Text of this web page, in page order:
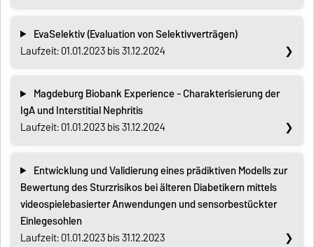
EvaSelektiv (Evaluation von Selektivverträgen)
Laufzeit: 01.01.2023 bis 31.12.2024
Magdeburg Biobank Experience - Charakterisierung der
IgA und Interstitial Nephritis
Laufzeit: 01.01.2023 bis 31.12.2024
Entwicklung und Validierung eines prädiktiven Modells zur
Bewertung des Sturzrisikos bei älteren Diabetikern mittels
videospielebasierter Anwendungen und sensorbestückter
Einlegesohlen
Laufzeit: 01.01.2023 bis 31.12.2023